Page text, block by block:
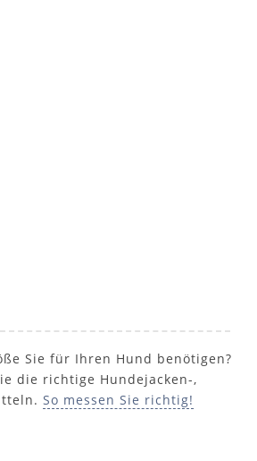
Sie für Ihren Hund benötigen?
die richtige Hundejacken-,
So messen Sie richtig!